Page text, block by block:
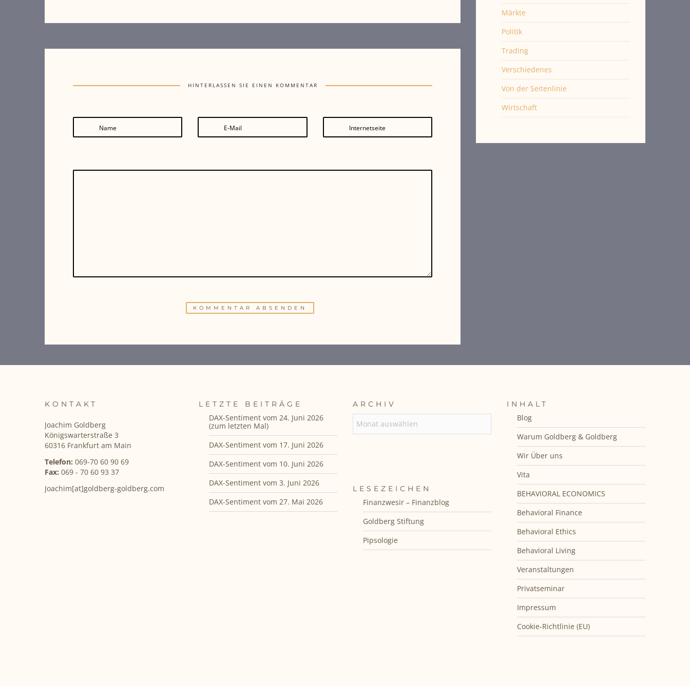
HINTERLASSEN SIE EINEN KOMMENTAR
Name E-Mail Internetseite
Märkte
Politik
Trading
Verschiedenes
Von der Seitenlinie
Wirtschaft
KONTAKT
Joachim Goldberg
Königswarterstraße 3
60316 Frankfurt am Main
Telefon: 069-70 60 90 69
Fax: 069 - 70 60 93 37
Joachim[at]goldberg-goldberg.com
LETZTE BEITRÄGE
DAX-Sentiment vom 24. Juni 2026
(zum letzten Mal)
DAX-Sentiment vom 17. Juni 2026
DAX-Sentiment vom 10. Juni 2026
DAX-Sentiment vom 3. Juni 2026
DAX-Sentiment vom 27. Mai 2026
ARCHIV
LESEZEICHEN
Finanzwesir – Finanzblog
Goldberg Stiftung
Pipsologie
INHALT
Blog
Warum Goldberg & Goldberg
Wir Über uns
Vita
BEHAVIORAL ECONOMICS
Behavioral Finance
Behavioral Ethics
Behavioral Living
Veranstaltungen
Privatseminar
Impressum
Cookie-Richtlinie (EU)